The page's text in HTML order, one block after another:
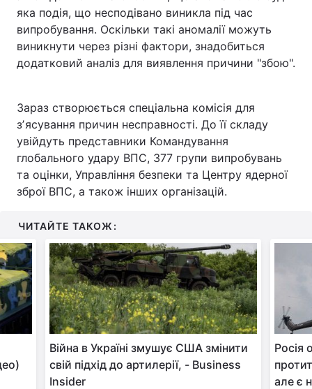
яка подія, що несподівано виникла під час
випробування. Оскільки такі аномалії можуть
виникнути через різні фактори, знадобиться
додатковий аналіз для виявлення причини "збою".
Зараз створюється спеціальна комісія для
зʼясування причин несправності. До її складу
увійдуть представники Командування
глобального удару ВПС, 377 групи випробувань
та оцінки, Управління безпеки та Центру ядерної
зброї ВПС, а також інших організацій.
ЧИТАЙТЕ ТАКОЖ:
Війна в Україні змушує США змінити
свій підхід до артилерії, - Business
Insider
Росія
але є